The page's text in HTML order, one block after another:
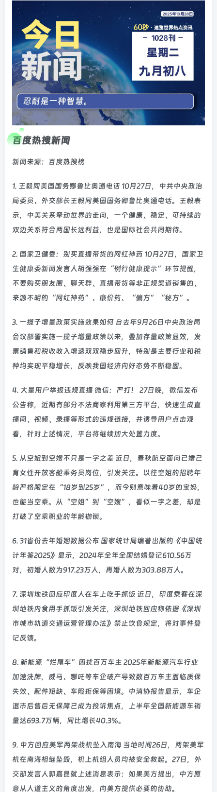
百度热搜新闻
新闻来源：百度热搜榜
1. 王毅同美国国务卿鲁比奥通电话 10月27日，中共中央政治
局委员、外交部长王毅同美国国务卿鲁比奥通电话。王毅表
示，中美关系牵动世界的走向，一个健康、稳定、可持续的
双边关系符合两国长远利益，也是国际社会共同期待。
2. 国家卫健委：别买直播带货的网红神药 10月27日，国家卫
生健康委新闻发言人胡强强在“例行健康提示”环节提醒，
不要购买朋友圈、聊天群、直播带货等非正规渠道销售的、
来源不明的“网红神药”、廉价药、“偏方”“秘方”。
3. 一揽子增量政策实施效果如何 自去年9月26日中央政治局
会议部署实施一揽子增量政策以来，叠加存量政策显效，发
票销售和税收收入增速双双稳步回升，特别是主要行业和税
种均实现平稳增长，反映我国经济向好态势不断稳固。
4. 大量用户举报违规直播 微信：严打！ 27日晚，微信发布
公告称，近期有部分不法商家利用第三方平台，快速生成直
播间、视频、录播等形式的违规链接，并诱导用户点击观
看，针对上述情况，平台将继续加大处置力度。
5. 从空姐到空嫂不只是一字之差 近日，春秋航空面向已婚已
育女性开放客舱乘务员岗位，引发关注。以往空姐的招聘年
龄严格限定在“18岁到25岁”，而今则意味着40岁的宝妈，
也能当空乘。从“空姐”到“空嫂”，看似一字之差，却是
打破了空乘职业的年龄枷锁。
6. 31省份去年婚姻数据公布 国家统计局编著出版的《中国统
计年鉴2025》显示，2024年全年全国结婚登记610.56万
对，初婚人数为917.23万人，再婚人数为303.88万人。
7. 深圳地铁回应印度人在车上吃手抓饭 近日，印度乘客在深
圳地铁内食用手抓饭引发关注，深圳地铁回应称依据《深圳
市城市轨道交通运营管理办法》禁止饮食规定，将对事件登
记反馈。
8. 新能源“烂尾车”困扰百万车主 2025年新能源汽车行业
加速洗牌，威马、哪吒等车企破产导致数百万车主面临质保
失效、配件短缺、车险拒保等困境。中消协报告显示，车企
退市后售后无保障已成为投诉焦点，上半年全国新能源车销
量达693.7万辆，同比增长40.3%。
9. 中方回应美军两架战机坠入南海 当地时间26日，两架美军
机在南海相继坠毁，机上机组人员均被安全救起。27日，外
交部发言人郭嘉昆就上述消息表示：如果美方提出，中方愿
意从人道主义的角度出发，向美方提供必要的协助。